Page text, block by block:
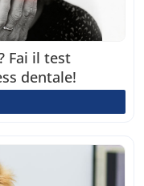
Fai il test
dentale!